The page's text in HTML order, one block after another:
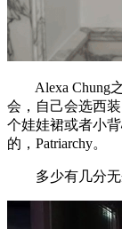
Alexa Chung之
会，自己会选西
个娃娃裙或者小
的，Patriarchy。
多少有几分无